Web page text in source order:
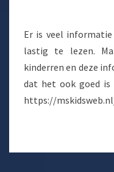
Er is veel informatie
lastig te lezen.
kinderren en deze
dat het ook goed is
https://